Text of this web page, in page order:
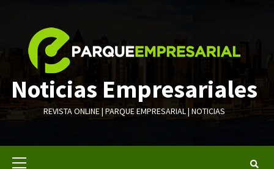
contenido
Noticias Empresariales
REVISTA ONLINE | PARQUE EMPRESARIAL | NOTICIAS